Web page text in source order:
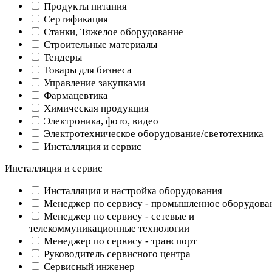
Продукты питания
Сертификация
Станки, Тяжелое оборудование
Строительные материалы
Тендеры
Товары для бизнеса
Управление закупками
Фармацевтика
Химическая продукция
Электроника, фото, видео
Электротехническое оборудование/светотехника
Инсталляция и сервис
Инсталляция и сервис
Инсталляция и настройка оборудования
Менеджер по сервису - промышленное
Менеджер по сервису - сетевые и
телекоммуникационные технологии
Менеджер по сервису - транспорт
Руководитель сервисного центра
Сервисный инженер